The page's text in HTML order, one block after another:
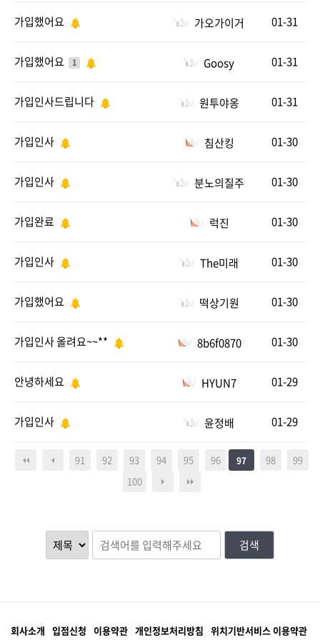
가입했어요 가오가이거 01-31
가입했어요 1 Goosy 01-31
가입인사드립니다 원투야옹 01-31
가입인사 침산킹 01-30
가입인사 분노의질주 01-30
가입완료 럭진 01-30
가입인사 The미래 01-30
가입했어요 떡상기원 01-30
가입인사 올려요~~** 8b6f0870 01-30
안녕하세요 HYUN7 01-29
가입인사 윤정배 01-29
91 92 93 94 95 96 97 98
99
100
검색
회사소개 입점신청 이용약관 개인정보처리방침 위치기반서비스 이용약관